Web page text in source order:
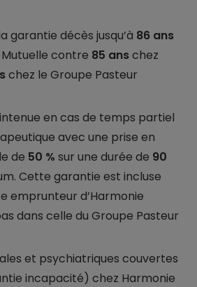
garantie décès jusqu’à 86 ans
contre 85 anschez
chez le Groupe Pasteur
en cas de temps partiel
avec une prise en
de 50 % sur une durée de 90
Cette garantie est incluse
emprunteur d’Harmonie
dans celle du Groupe Pasteur
et psychiatriques couvertes
incapacité) chez Harmonie